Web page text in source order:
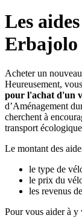
Les
Erbajolo
Acheter un
Heureusement,
pour l'achat d'un
d’Aménagement
cherchent à
transport
Le montant des
le type de
le prix du
les revenus
Pour vous aider à y